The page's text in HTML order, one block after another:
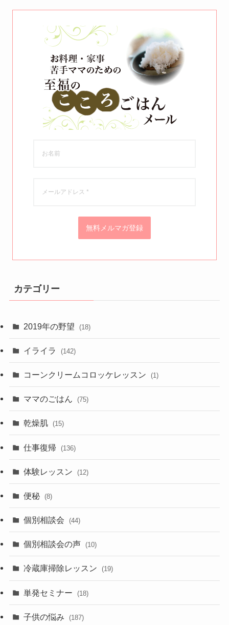
無料メルマガ登録
カテゴリー
2019年の野望 (18)
イライラ (142)
コーンクリームコロッケレッスン (1)
ママのごはん (75)
乾燥肌 (15)
仕事復帰 (136)
体験レッスン (12)
便秘 (8)
個別相談会 (44)
個別相談会の声 (10)
冷蔵庫掃除レッスン (19)
単発セミナー (18)
子供の悩み (187)